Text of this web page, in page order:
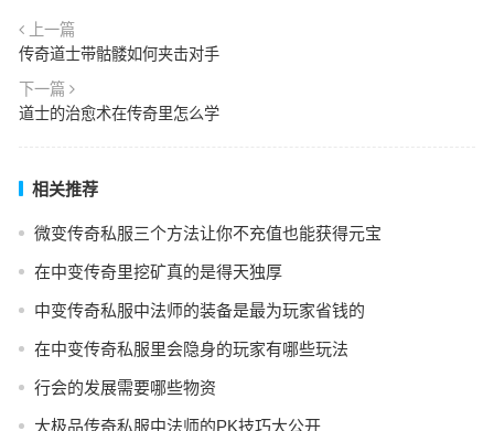
上一篇
传奇道士带骷髅如何夹击对手
下一篇
道士的治愈术在传奇里怎么学
相关推荐
微变传奇私服三个方法让你不充值也能获得元宝
在中变传奇里挖矿真的是得天独厚
中变传奇私服中法师的装备是最为玩家省钱的
在中变传奇私服里会隐身的玩家有哪些玩法
行会的发展需要哪些物资
大极品传奇私服中法师的PK技巧大公开